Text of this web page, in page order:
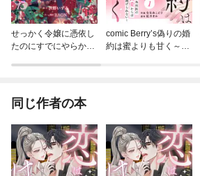
せっかく令嬢に憑依し
たのにすでにやらかし
comic Berry’s偽りの婚
約は蜜よりも甘く～エ
同じ作者の本